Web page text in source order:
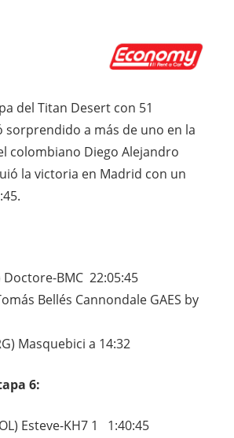
del Titan Desert con 51
sorprendido a más de uno en la
colombiano Diego Alejandro
la victoria en Madrid con un
Doctore-BMC 22:05:45
Bellés Cannondale GAES by
Masquebici a 14:32
6:
Esteve-KH7 1 1:40:45